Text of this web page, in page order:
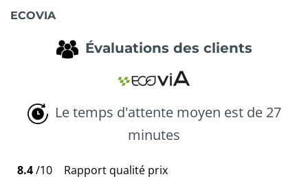
ECOVIA
Évaluations des clients
Le temps d'attente moyen est de 27
minutes
8.4/10
Rapport qualité prix